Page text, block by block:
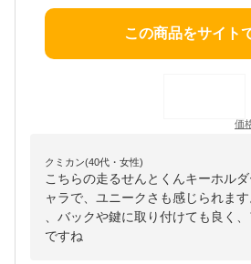
この商品をサイト
価
クミカン(40代・女性)
こちらの走るせんとくんキーホル
ャラで、ユニークさも感じられま
、バックや鍵に取り付けても良く
ですね